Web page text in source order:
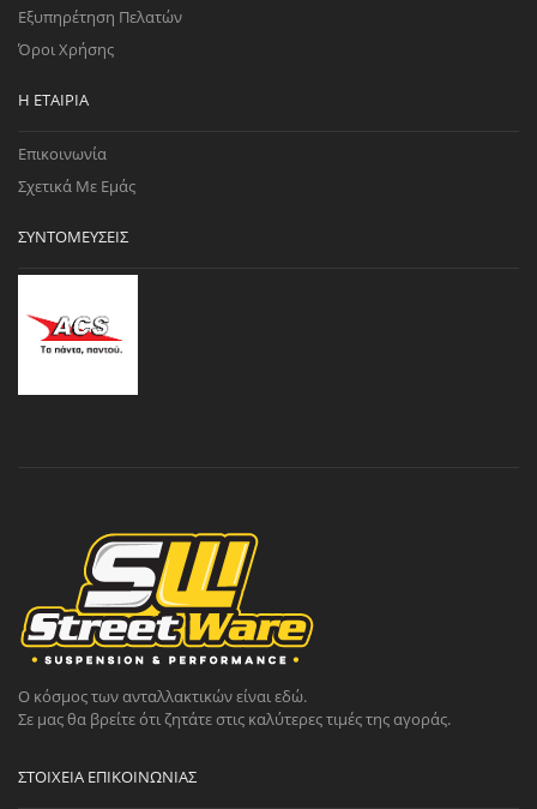
Εξυπηρέτηση Πελατών
Όροι Χρήσης
Η ΕΤΑΙΡΊΑ
Επικοινωνία
Σχετικά Με Εμάς
ΣΥΝΤΟΜΕΎΣΕΙΣ
Ο κόσμος των ανταλλακτικών είναι εδώ.
Σε μας θα βρείτε ότι ζητάτε στις καλύτερες τιμές της αγοράς.
ΣΤΟΙΧΕΊΑ ΕΠΙΚΟΙΝΩΝΊΑΣ